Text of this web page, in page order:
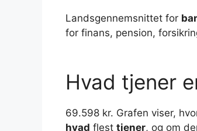
Landsgennemsnittet for
for finans, pension,
Hvad tjener
69.598 kr. Grafen viser,
hvad flest tjener, og om